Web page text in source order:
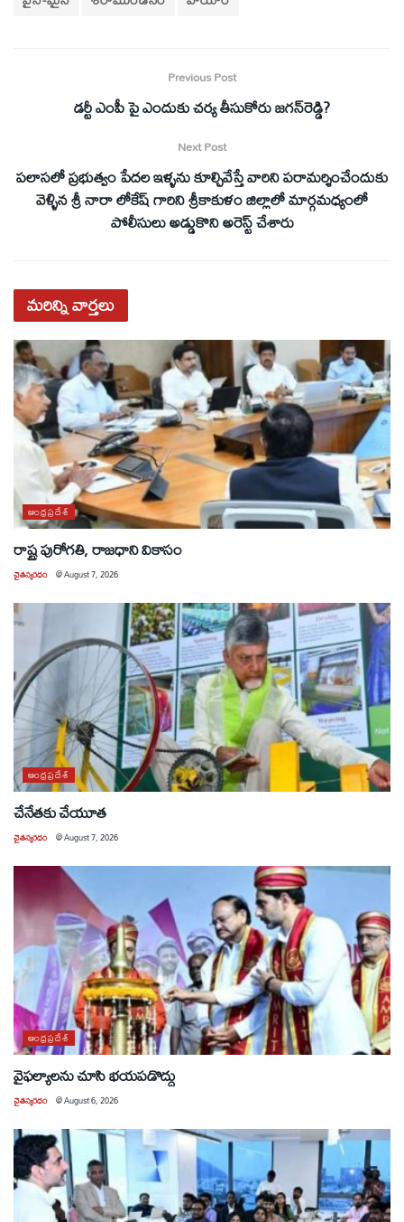
Previous Post
డర్టీ ఎంపీ పై ఎందుకు చర్య తీసుకోరు జగన్‌రెడ్డి?
Next Post
పలాసలో ప్రభుత్వం పేదల ఇళ్ళను కూల్చివేస్తే వారిని పరామర్శించేందుకు
వెళ్ళిన శ్రీ నారా లోకేష్ గారిని శ్రీకాకుళం జిల్లాలో మార్గమధ్యంలో
పోలీసులు అడ్డుకొని అరెస్ట్ చేశారు
మరిన్నివార్తలు
ఆంధ్రప్రదేశ్
రాష్ట్ర పురోగతి, రాజధాని వికాసం
చైతన్యరధం @August 7, 2026
ఆంధ్రప్రదేశ్
చేనేతకు చేయూత
చైతన్యరధం @August 7, 2026
ఆంధ్రప్రదేశ్
వైఫల్యాలను చూసి భయపడొద్దు
చైతన్యరధం @August 6, 2026